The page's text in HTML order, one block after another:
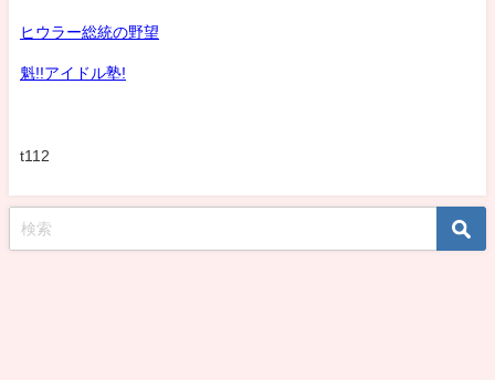
ヒウラー総統の野望
魁!!アイドル塾!
t112